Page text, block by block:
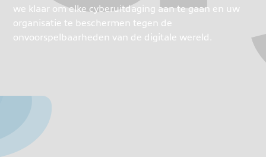
we klaar om elke cyberuitdaging aan te gaan en uw
organisatie te beschermen tegen de
onvoorspelbaarheden van de digitale wereld.